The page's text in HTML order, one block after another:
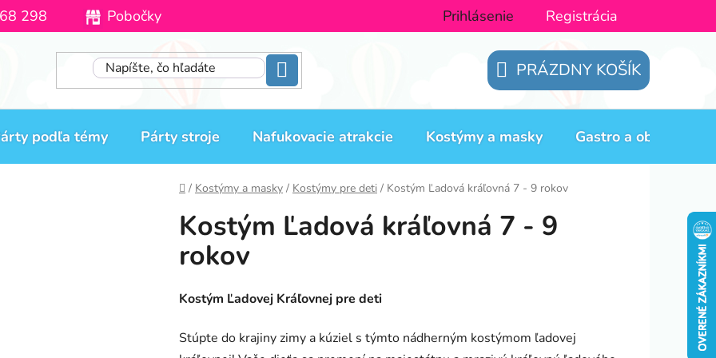
298 Pobočky Prihlásenie Registrácia
NÁKUPNÝ
KOŠÍK
PRÁZDNY KOŠÍK
podľa témy Párty stroje Nafukovacie atrakcie Kostýmy a masky Gastro a obaly
Domov
/ Kostýmy a masky / Kostýmy pre deti / Kostým Ľadová kráľovná 7 - 9 rokov
Kostým Ľadová kráľovná 7 - 9
rokov
Kostým Ľadovej Kráľovnej pre deti
Stúpte do krajiny zimy a kúziel s týmto nádherným kostýmom ľadovej